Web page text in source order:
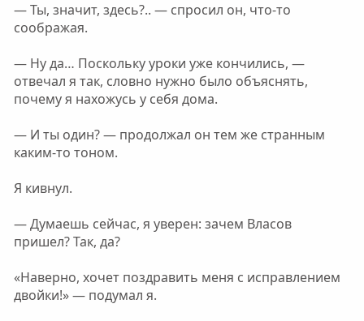
— Ты, значит, здесь?.. — спросил он, что-то
соображая.
— Ну да… Поскольку уроки уже кончились, —
отвечал я так, словно нужно было объяснять,
почему я нахожусь у себя дома.
— И ты один? — продолжал он тем же странным
каким-то тоном.
Я кивнул.
— Думаешь сейчас, я уверен: зачем Власов
пришел? Так, да?
«Наверно, хочет поздравить меня с исправлением
двойки!» — подумал я.